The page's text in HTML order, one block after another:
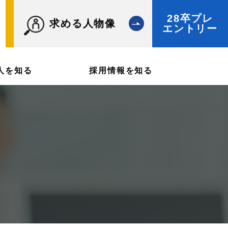
求める人物像
28卒プレ
エントリー
を知る 採用情報を知る